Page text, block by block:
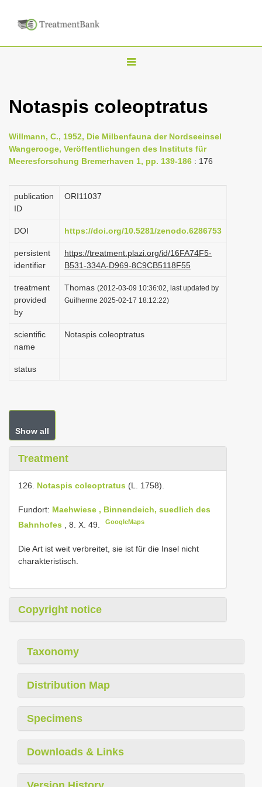
T
g
n
g
t
o
Notaspis coleoptratus
Willmann, C., 1952, Die Milbenfauna der Nordseeinsel
Wangerooge, Veröffentlichungen des Instituts für
Meeresforschung Bremerhaven 1, pp. 139-186 : 176
publication
ID
ORI11037
DOI https://doi.org/10.5281/zenodo.6286753
persistent
identifier
https://treatment.plazi.org/id/16FA74F5-
B531-334A-D969-8C9CB5118F55
treatment
provided
by
Thomas (2012-03-09 10:36:02, last updated by
Guilherme 2025-02-17 18:12:22)
scientific
name
Notaspis coleoptratus
status
Show all
Treatment
126. Notaspis coleoptratus (L. 1758).
Fundort: Maehwiese , Binnendeich, suedlich des
Bahnhofes
, 8. X. 49. GoogleMaps
Die Art ist weit verbreitet, sie ist für die Insel nicht
charakteristisch.
Copyright notice
Taxonomy
Distribution Map
Specimens
Downloads & Links